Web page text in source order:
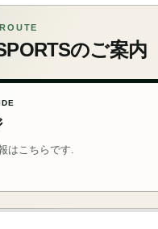
のご案内
はこちらです.